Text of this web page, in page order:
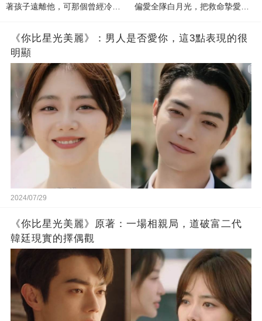
著孩子遠離他，可那個曾經冷漠
偏愛全隊白月光，把救命摯愛當
《你比星光美麗》：男人是否愛你，這3點表現的很
明顯
2024/07/29
《你比星光美麗》原著：一場相親局，道破富二代
韓廷現實的擇偶觀